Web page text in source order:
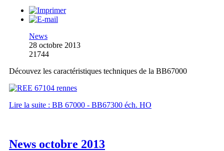
News
28 octobre 2013
21744
Découvez les caractéristiques techniques de la BB67000
Lire la suite : BB 67000 - BB67300 éch. HO
News octobre 2013